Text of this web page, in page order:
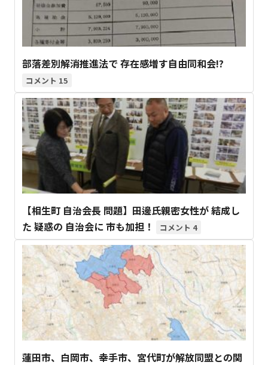
部落差別解消推進法で 存在感増す自由同和会!?
15
【相生町 自治会長 問題】田邊氏親密女性が 結成し
た 疑惑の 自治会に 市も加担！
4
蓮田市、白岡市、幸手市、宮代町が解放同盟との関